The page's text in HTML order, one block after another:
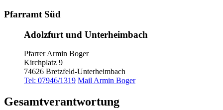
Pfarramt Süd
Adolzfurt und Unterheimbach
Pfarrer Armin Boger
Kirchplatz 9
74626 Bretzfeld-Unterheimbach
Tel: 07946/1319 Mail Armin Boger
Gesamtverantwortung